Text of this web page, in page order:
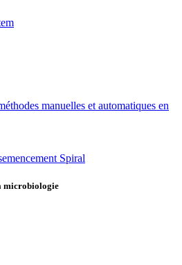
manuelles et automatiques en
Spiral
microbiologie